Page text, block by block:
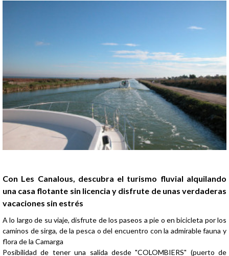
Presentación
Con Les Canalous, descubra el turismo fluvial alquilando
una casa flotante sin licencia y disfrute de unas verdaderas
vacaciones sin estrés
A lo largo de su viaje, disfrute de los paseos a pie o en bicicleta por los
caminos de sirga, de la pesca o del encuentro con la admirable fauna y
flora de la Camarga
Posibilidad de tener una salida desde "COLOMBIERS" (puerto de